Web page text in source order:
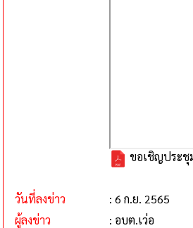
ขอเชิญประชุ
วันที่ลงข่าว
: 6 ก.ย. 2565
ผู้ลงข่าว
: อบต.เว่อ